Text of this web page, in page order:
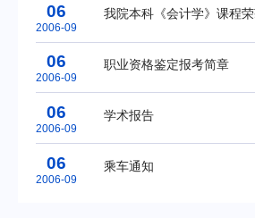
06
2006-09
06
2006-09
职业资格鉴定报考简章
06
2006-09
学术报告
06
2006-09
乘车通知